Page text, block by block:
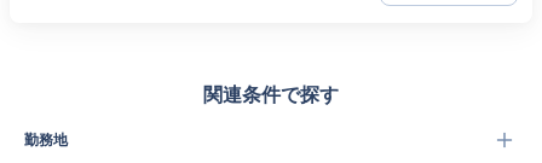
関連条件で探す
勤務地